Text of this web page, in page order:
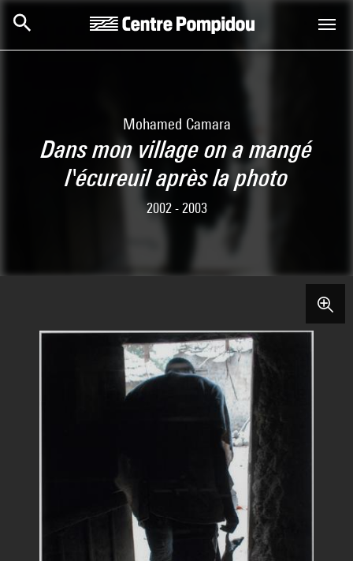
Mohamed Camara
Dans mon village on a mangé
l'écureuil après la photo
2002 - 2003